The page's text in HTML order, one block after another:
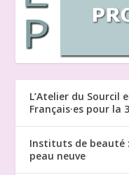
L’Atelier du Sourcil
Français·es pour la
Instituts de beauté
peau neuve